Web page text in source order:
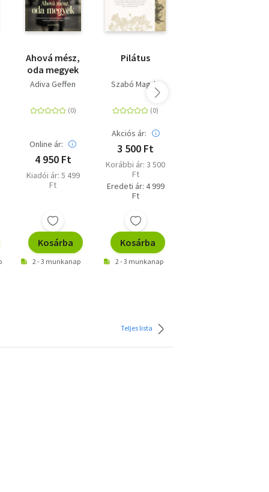
Ahová mész,
oda megyek
Adiva Geffen
Online ár:
4 950 Ft
Kiadói ár: 5 499
Ft
Kosárba
2 - 3 munkanap
Pilátus
Szabó Magda
Akciós ár:
3 500 Ft
Korábbi ár: 3 500
Ft
Eredeti ár: 4 999
Ft
Kosárba
2 - 3 munkanap
Teljes lista